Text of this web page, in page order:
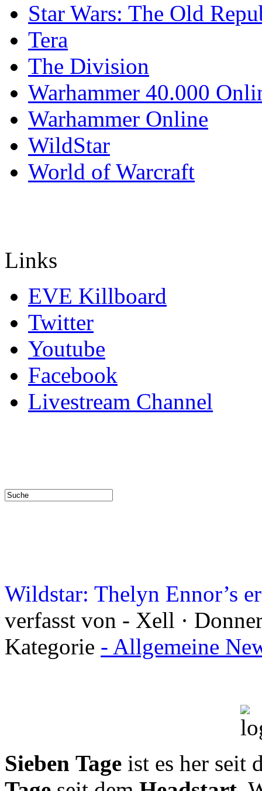
Star Wars: The Old
Tera
The Division
Warhammer 40.000
Warhammer Online
WildStar
World of Warcraft
Links
EVE Killboard
Twitter
Youtube
Facebook
Livestream Channel
Wildstar: Thelyn Ennor’s
verfasst von - Xell ·
Kategorie - Allgemeine
Sieben Tage ist es her seit